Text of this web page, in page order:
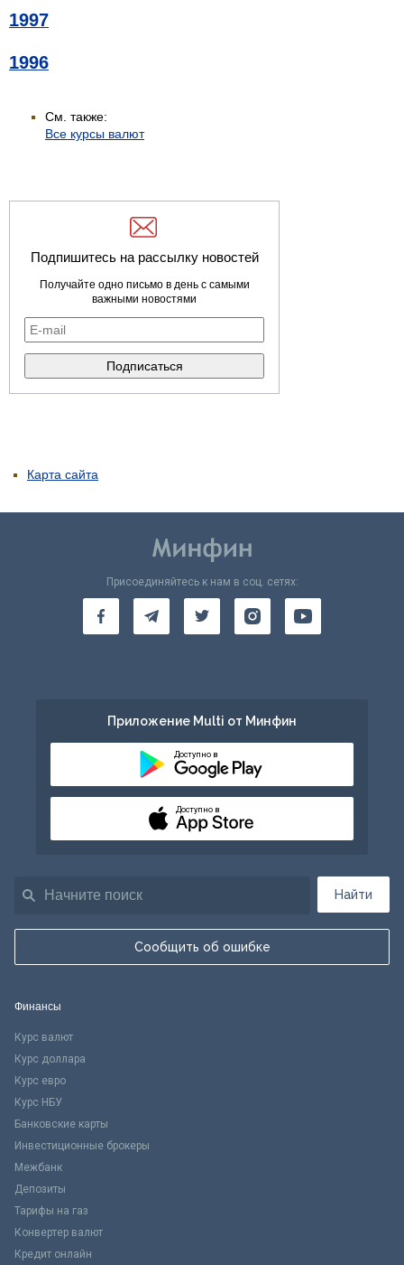
1997
1996
См. также:
Все курсы валют
Подпишитесь на рассылку новостей
Получайте одно письмо в день с самыми
важными новостями
Карта сайта
Найти
Сообщить об ошибке
Присоединяйтесь к нам в соц. сетях:
Приложение Multi от Минфин
Доступно в
Доступно в
Финансы
Курс валют
Курс доллара
Курс евро
Курс НБУ
Банковские карты
Инвестиционные брокеры
Межбанк
Депозиты
Тарифы на газ
Конвертер валют
Кредит онлайн